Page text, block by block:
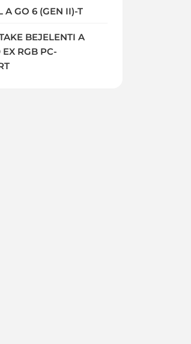
A GO 6 (GEN II)-T
BEJELENTI A
EX RGB PC-